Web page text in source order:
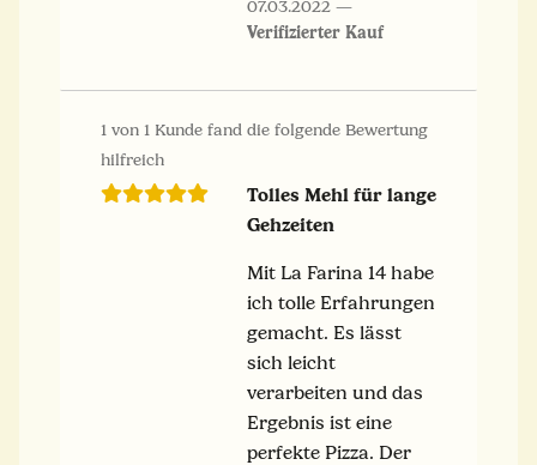
07.03.2022
Verifizierter Kauf
1 von 1 Kunde fand die folgende Bewertung
hilfreich
Tolles Mehl für lange
Gehzeiten
Mit La Farina 14 habe
ich tolle Erfahrungen
gemacht. Es lässt
sich leicht
verarbeiten und das
Ergebnis ist eine
perfekte Pizza. Der